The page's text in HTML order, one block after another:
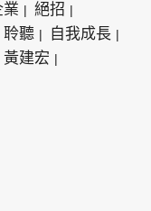
業
絕招
聆聽
自我成長
黃建宏